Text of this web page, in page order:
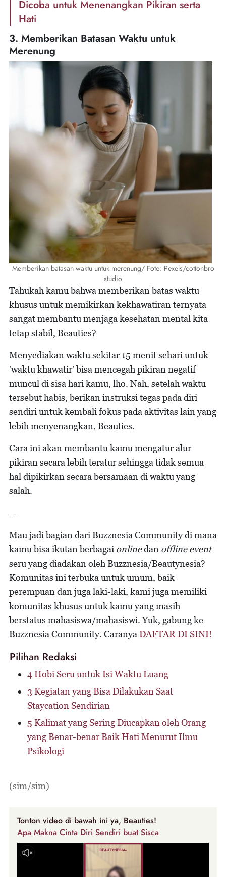
Dicoba untuk Menenangkan Pikiran serta
Hati
3. Memberikan Batasan Waktu untuk
Merenung
Memberikan batasan waktu untuk merenung/ Foto: Pexels/cottonbro
studio
Tahukah kamu bahwa memberikan batas waktu
khusus untuk memikirkan kekhawatiran ternyata
sangat membantu menjaga kesehatan mental kita
tetap stabil, Beauties?
Menyediakan waktu sekitar 15 menit sehari untuk
'waktu khawatir' bisa mencegah pikiran negatif
muncul di sisa hari kamu, lho. Nah, setelah waktu
tersebut habis, berikan instruksi tegas pada diri
sendiri untuk kembali fokus pada aktivitas lain yang
lebih menyenangkan, Beauties.
Cara ini akan membantu kamu mengatur alur
pikiran secara lebih teratur sehingga tidak semua
hal dipikirkan secara bersamaan di waktu yang
salah.
---
Mau jadi bagian dari Buzznesia Community di mana
kamu bisa ikutan berbagai onlinedan offline event
seru yang diadakan oleh Buzznesia/Beautynesia?
Komunitas ini terbuka untuk umum, baik
perempuan dan juga laki-laki, kami juga memiliki
komunitas khusus untuk kamu yang masih
berstatus mahasiswa/mahasiswi. Yuk, gabung ke
Buzznesia Community. Caranya DAFTAR DI SINI!
Pilihan Redaksi
4 Hobi Seru untuk Isi Waktu Luang
3 Kegiatan yang Bisa Dilakukan Saat
Staycation Sendirian
5 Kalimat yang Sering Diucapkan oleh Orang
yang Benar-benar Baik Hati Menurut Ilmu
Psikologi
(sim/sim)
Tonton video di bawah ini ya, Beauties!
Apa Makna Cinta Diri Sendiri buat Sisca